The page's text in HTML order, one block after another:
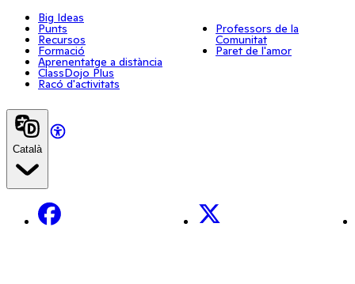
Big Ideas
Punts
Recursos
Formació
Aprenentatge a distància
ClassDojo Plus
Racó d'activitats
Professors de la
Comunitat
Paret de l'amor
Català
Facebook X